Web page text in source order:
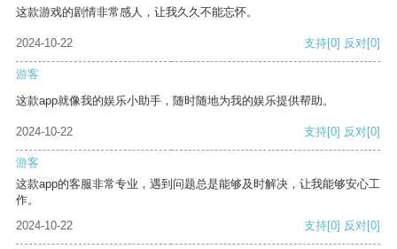
这款游戏的剧情非常感人，让我久久不能忘怀。
2024-10-22 支持[0] 反对[0]
游客
这款app就像我的娱乐小助手，随时随地为我的娱乐提供帮助。
2024-10-22 支持[0] 反对[0]
游客
这款app的客服非常专业，遇到问题总是能够及时解决，让我能够安心工
作。
2024-10-22
支持[0] 反对[0]